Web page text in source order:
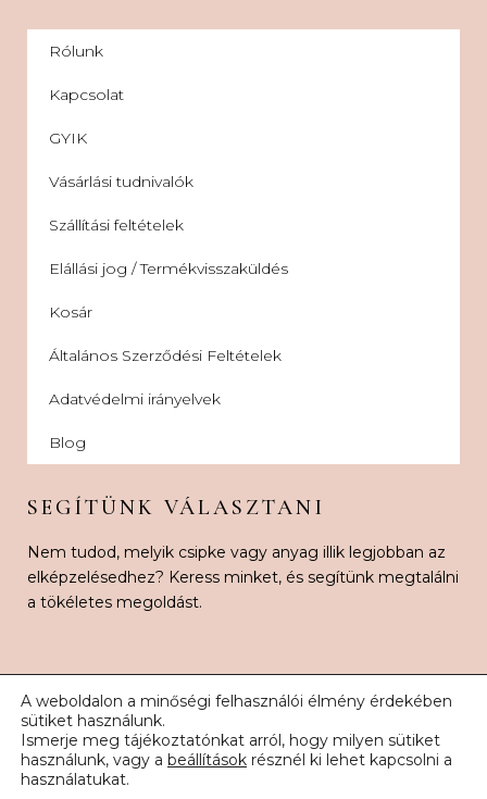
Rólunk
Kapcsolat
GYIK
Vásárlási tudnivalók
Szállítási feltételek
Elállási jog / Termékvisszaküldés
Kosár
Általános Szerződési Feltételek
Adatvédelmi irányelvek
Blog
SEGÍTÜNK VÁLASZTANI
Nem tudod, melyik csipke vagy anyag illik legjobban az
elképzelésedhez? Keress minket, és segítünk megtalálni
a tökéletes megoldást.
© 2026 Karnak Esküvői Csipke. Minden jog fenntartva.
A weboldalon a minőségi felhasználói élmény érdekében
sütiket használunk.
Ismerje meg tájékoztatónkat arról, hogy milyen sütiket
használunk, vagy a beállítások résznél ki lehet kapcsolni a
használatukat.